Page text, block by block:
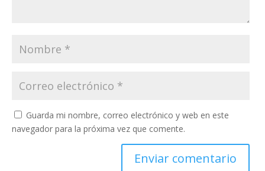
Guarda mi nombre, correo electrónico y web en este
navegador para la próxima vez que comente.